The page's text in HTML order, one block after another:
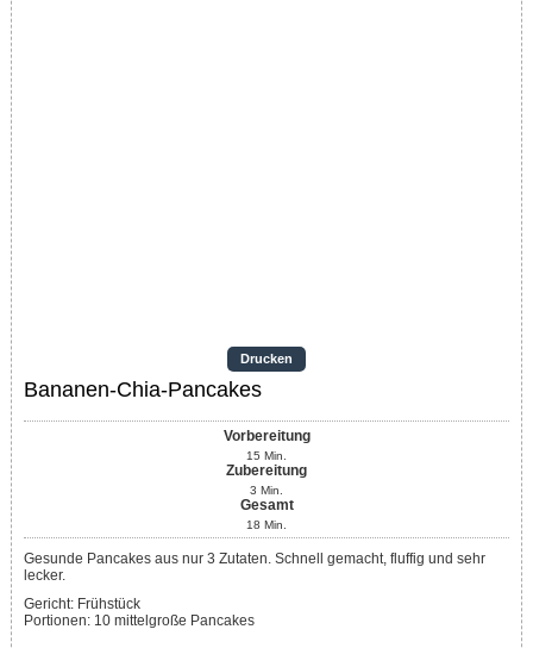
Drucken
Bananen-Chia-Pancakes
Vorbereitung
15 Min.
Zubereitung
3 Min.
Gesamt
18 Min.
Gesunde Pancakes aus nur 3 Zutaten. Schnell gemacht, fluffig und sehr
lecker.
Gericht: Frühstück
Portionen: 10 mittelgroße Pancakes